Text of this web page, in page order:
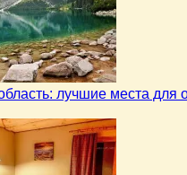
лучшие места для